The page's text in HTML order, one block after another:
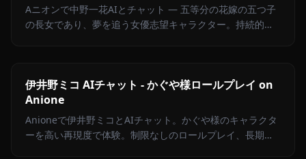
Aニオンで中野一花AIとチャット — 五等分の花嫁の五つ子
の長女であり、夢を追う女優志望キャラクター。持続的メ
伊井野ミコ AIチャット - かぐや様ロールプレイ on
Anione
Anioneで伊井野ミコとAIチャット。かぐや様のキャラクタ
ーを高い再現度で体験。制限なしのロールプレイ、長期記